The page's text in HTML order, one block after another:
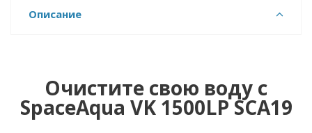
Описание
Очистите свою воду с
SpaceAqua VK 1500LP SCA19